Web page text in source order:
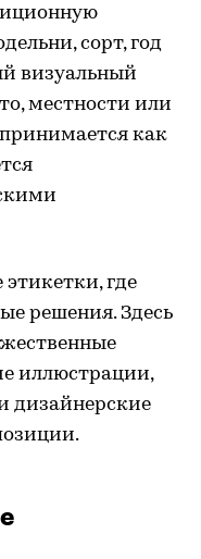
сорт, год
визуальный
местности или
как
где
решения. Здесь
иллюстрации,
дизайнерские